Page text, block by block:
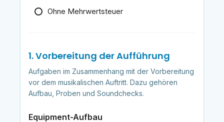
Ohne Mehrwertsteuer
1. Vorbereitung der Aufführung
Aufgaben im Zusammenhang mit der Vorbereitung
vor dem musikalischen Auftritt. Dazu gehören
Aufbau, Proben und Soundchecks.
Equipment-Aufbau